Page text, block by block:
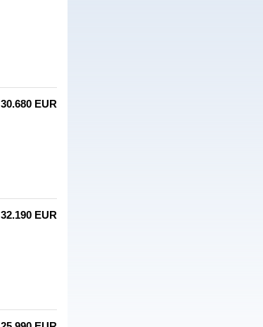
30.680 EUR
32.190 EUR